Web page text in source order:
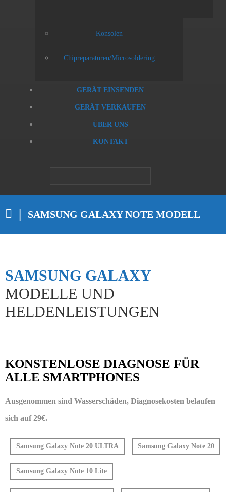
Konsolen
Chipreparaturen/Microsoldering
GERÄT EINSENDEN
GERÄT VERKAUFEN
ÜBER UNS
KONTAKT
SAMSUNG GALAXY NOTE MODELL
SAMSUNG GALAXY
MODELLE UND
HELDENLEISTUNGEN
KONSTENLOSE DIAGNOSE FÜR
ALLE SMARTPHONES
Ausgenommen sind Wasserschäden, Diagnosekosten belaufen
sich auf 29€.
Samsung Galaxy Note 20 ULTRA Samsung Galaxy Note 20
Samsung Galaxy Note 10 Lite